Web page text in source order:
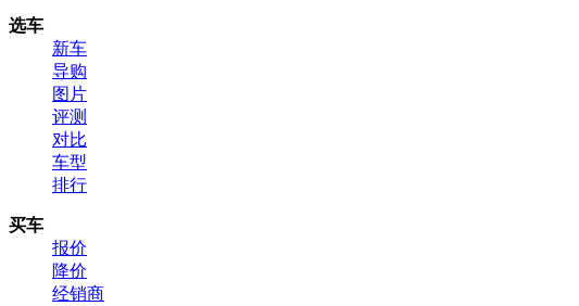
选车
新车
导购
图片
评测
对比
车型
排行
买车
报价
降价
经销商